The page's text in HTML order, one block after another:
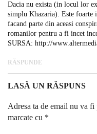
Dacia nu exista (in locul lor
simplu Khazaria). Este foarte
facand parte din aceasi
romanilor pentru a fi incet
SURSA: http://
RĂSPUNDE
LASĂ UN RĂSPUNS
Adresa ta de email nu va fi
marcate cu *